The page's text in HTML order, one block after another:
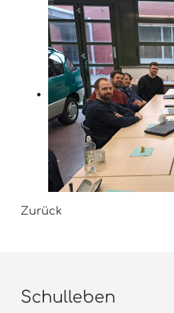
Zurück
Schulleben